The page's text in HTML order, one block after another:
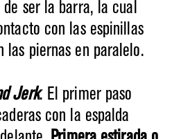
ser la barra, la cual
con las espinillas
las piernas en paralelo.
Jerk. El primer paso
con la espalda